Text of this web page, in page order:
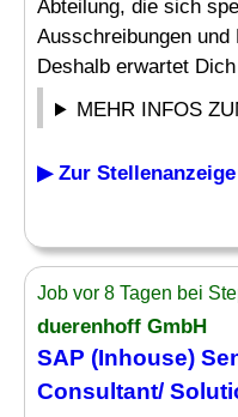
Abteilung, die sich
Ausschreibungen und
Deshalb erwartet
MEHR INFOS
▶ Zur Stellenanzeige
Job vor 8 Tagen bei
duerenhoff GmbH
SAP (Inhouse)
Consultant/